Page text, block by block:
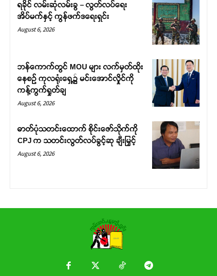
ရခိုင် လမ်းဆုံလမ်းခွ – လွတ်လပ်ရေး
အိပ်မက်နှင့် ကွန်ဖက်ဒရေးရှင်း
August 6, 2026
ဘန်ကောက်တွင် MOU များ လက်မှတ်ထိုး
နေစဉ် ကုလရုံးရှေ့၌ မင်းအောင်လှိုင်ကို
ကန့်ကွက်ရှုတ်ချ
August 6, 2026
ဓာတ်ပုံသတင်းထောက် စိုင်းဇော်သိုက်ကို
CPJ က သတင်းလွတ်လပ်ခွင့်ဆု ချီးမြှင့်
August 6, 2026